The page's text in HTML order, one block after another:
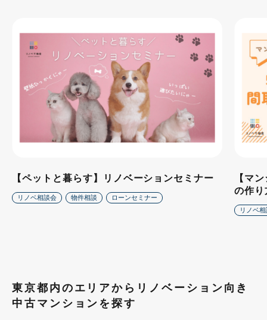
【ペットと暮らす】リノベーションセミナー
リノベ相談会 物件相談 ローンセミナー
【マ
の作り
リノベ
東京都内のエリアからリノベーション向き
中古マンションを探す